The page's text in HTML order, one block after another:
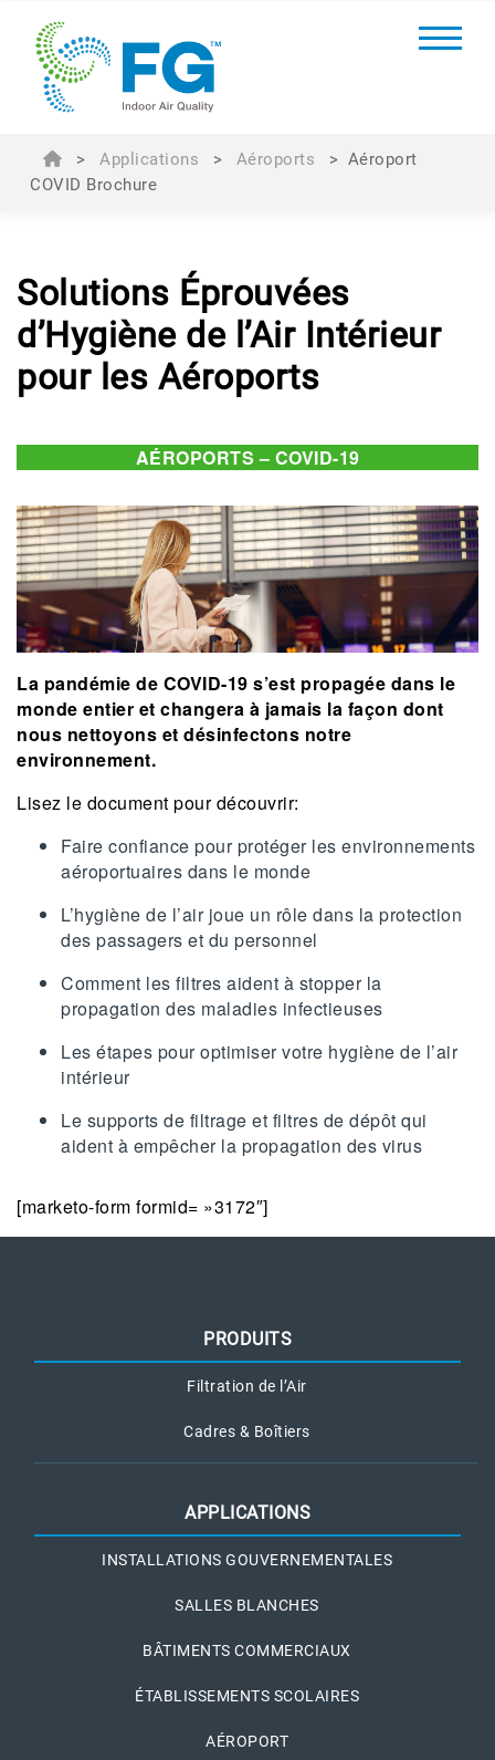
> Applications > Aéroports > Aéroport
COVID Brochure
Solutions Éprouvées
d’Hygiène de l’Air Intérieur
pour les Aéroports
AÉROPORTS – COVID-19
La pandémie de COVID-19 s’est propagée dans le
monde entier et changera à jamais la façon dont
nous nettoyons et désinfectons notre
environnement.
Lisez le document pour découvrir:
Faire confiance pour protéger les environnements
aéroportuaires dans le monde
L’hygiène de l’air joue un rôle dans la protection
des passagers et du personnel
Comment les filtres aident à stopper la
propagation des maladies infectieuses
Les étapes pour optimiser votre hygiène de l’air
intérieur
Le supports de filtrage et filtres de dépôt qui
aident à empêcher la propagation des virus
[marketo-form formid= »3172″]
PRODUITS
Filtration de l’Air
Cadres & Boîtiers
APPLICATIONS
INSTALLATIONS GOUVERNEMENTALES
SALLES BLANCHES
BÂTIMENTS COMMERCIAUX
ÉTABLISSEMENTS SCOLAIRES
AÉROPORT